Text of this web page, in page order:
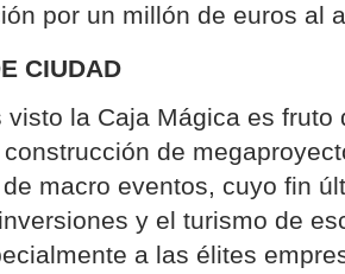
por un millón de euros al
CIUDAD
visto la Caja Mágica es
de
macro eventos, cuyo fin
y el turismo de
a las élites